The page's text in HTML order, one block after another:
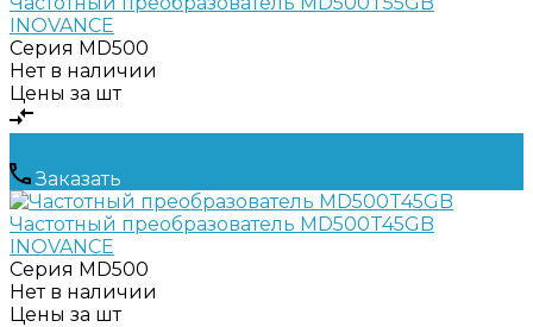
INOVANCE
Серия MD500
Нет в наличии
Цены за шт
Заказать
Частотный преобразователь MD500T45GB
INOVANCE
Серия MD500
Нет в наличии
Цены за шт